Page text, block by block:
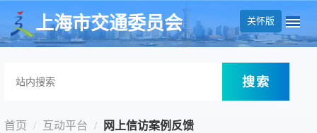
关怀版
搜索
上海市交通委员会
首页 互动平台 网上信访案例反馈